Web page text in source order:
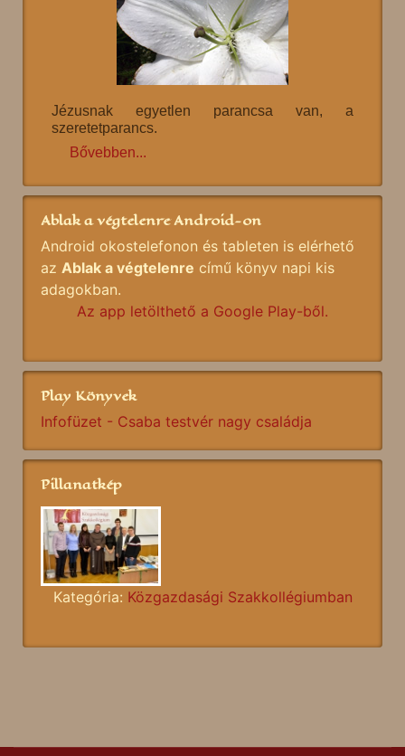
Jézusnak egyetlen parancsa van, a
szeretetparancs.
Bővebben...
Ablak a végtelenre Android-on
Android okostelefonon és tableten is elérhető
az Ablak a végtelenre című könyv napi kis
adagokban.
Az app letölthető a Google Play-ből.
Play Könyvek
Infofüzet - Csaba testvér nagy családja
Pillanatkép
Kategória: Közgazdasági Szakkollégiumban